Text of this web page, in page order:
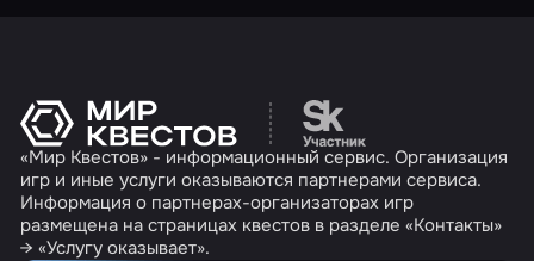
Перейти на сайт
«Мир Квестов» - информационный сервис. Организация
игр и иные услуги оказываются партнерами сервиса.
Информация о партнерах-организаторах игр
размещена на страницах квестов в разделе «Контакты»
→ «Услугу оказывает».